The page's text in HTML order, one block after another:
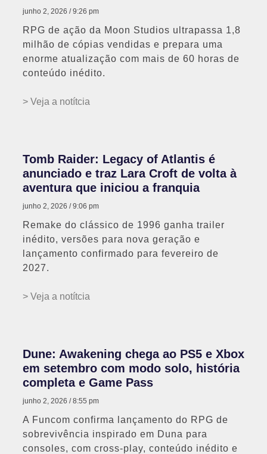
junho 2, 2026 9:26 pm
RPG de ação da Moon Studios ultrapassa 1,8
milhão de cópias vendidas e prepara uma
enorme atualização com mais de 60 horas de
conteúdo inédito.
> Veja a notítcia
Tomb Raider: Legacy of Atlantis é
anunciado e traz Lara Croft de volta à
aventura que iniciou a franquia
junho 2, 2026 9:06 pm
Remake do clássico de 1996 ganha trailer
inédito, versões para nova geração e
lançamento confirmado para fevereiro de
2027.
> Veja a notítcia
Dune: Awakening chega ao PS5 e Xbox
em setembro com modo solo, história
completa e Game Pass
junho 2, 2026 8:55 pm
A Funcom confirma lançamento do RPG de
sobrevivência inspirado em Duna para
consoles, com cross-play, conteúdo inédito e